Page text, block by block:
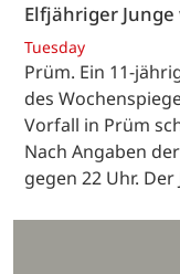
Elfjähriger
Tuesday
Prüm. Ein 11-
des
Vorfall in Prüm
Nach Angaben
gegen 22 Uhr.